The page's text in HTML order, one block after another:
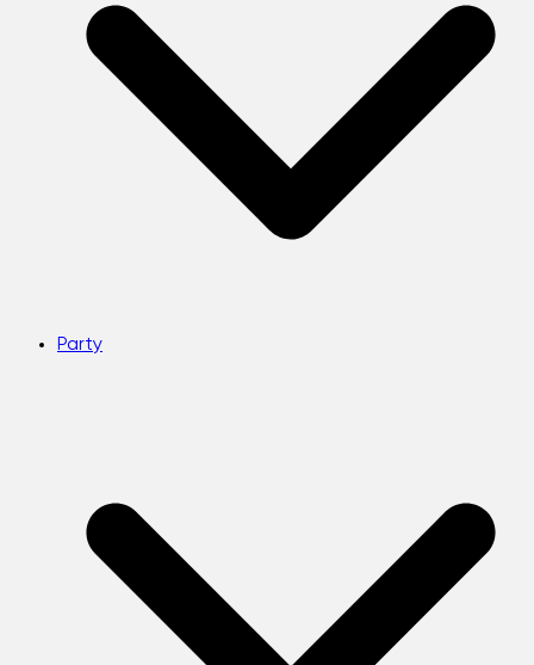
Party